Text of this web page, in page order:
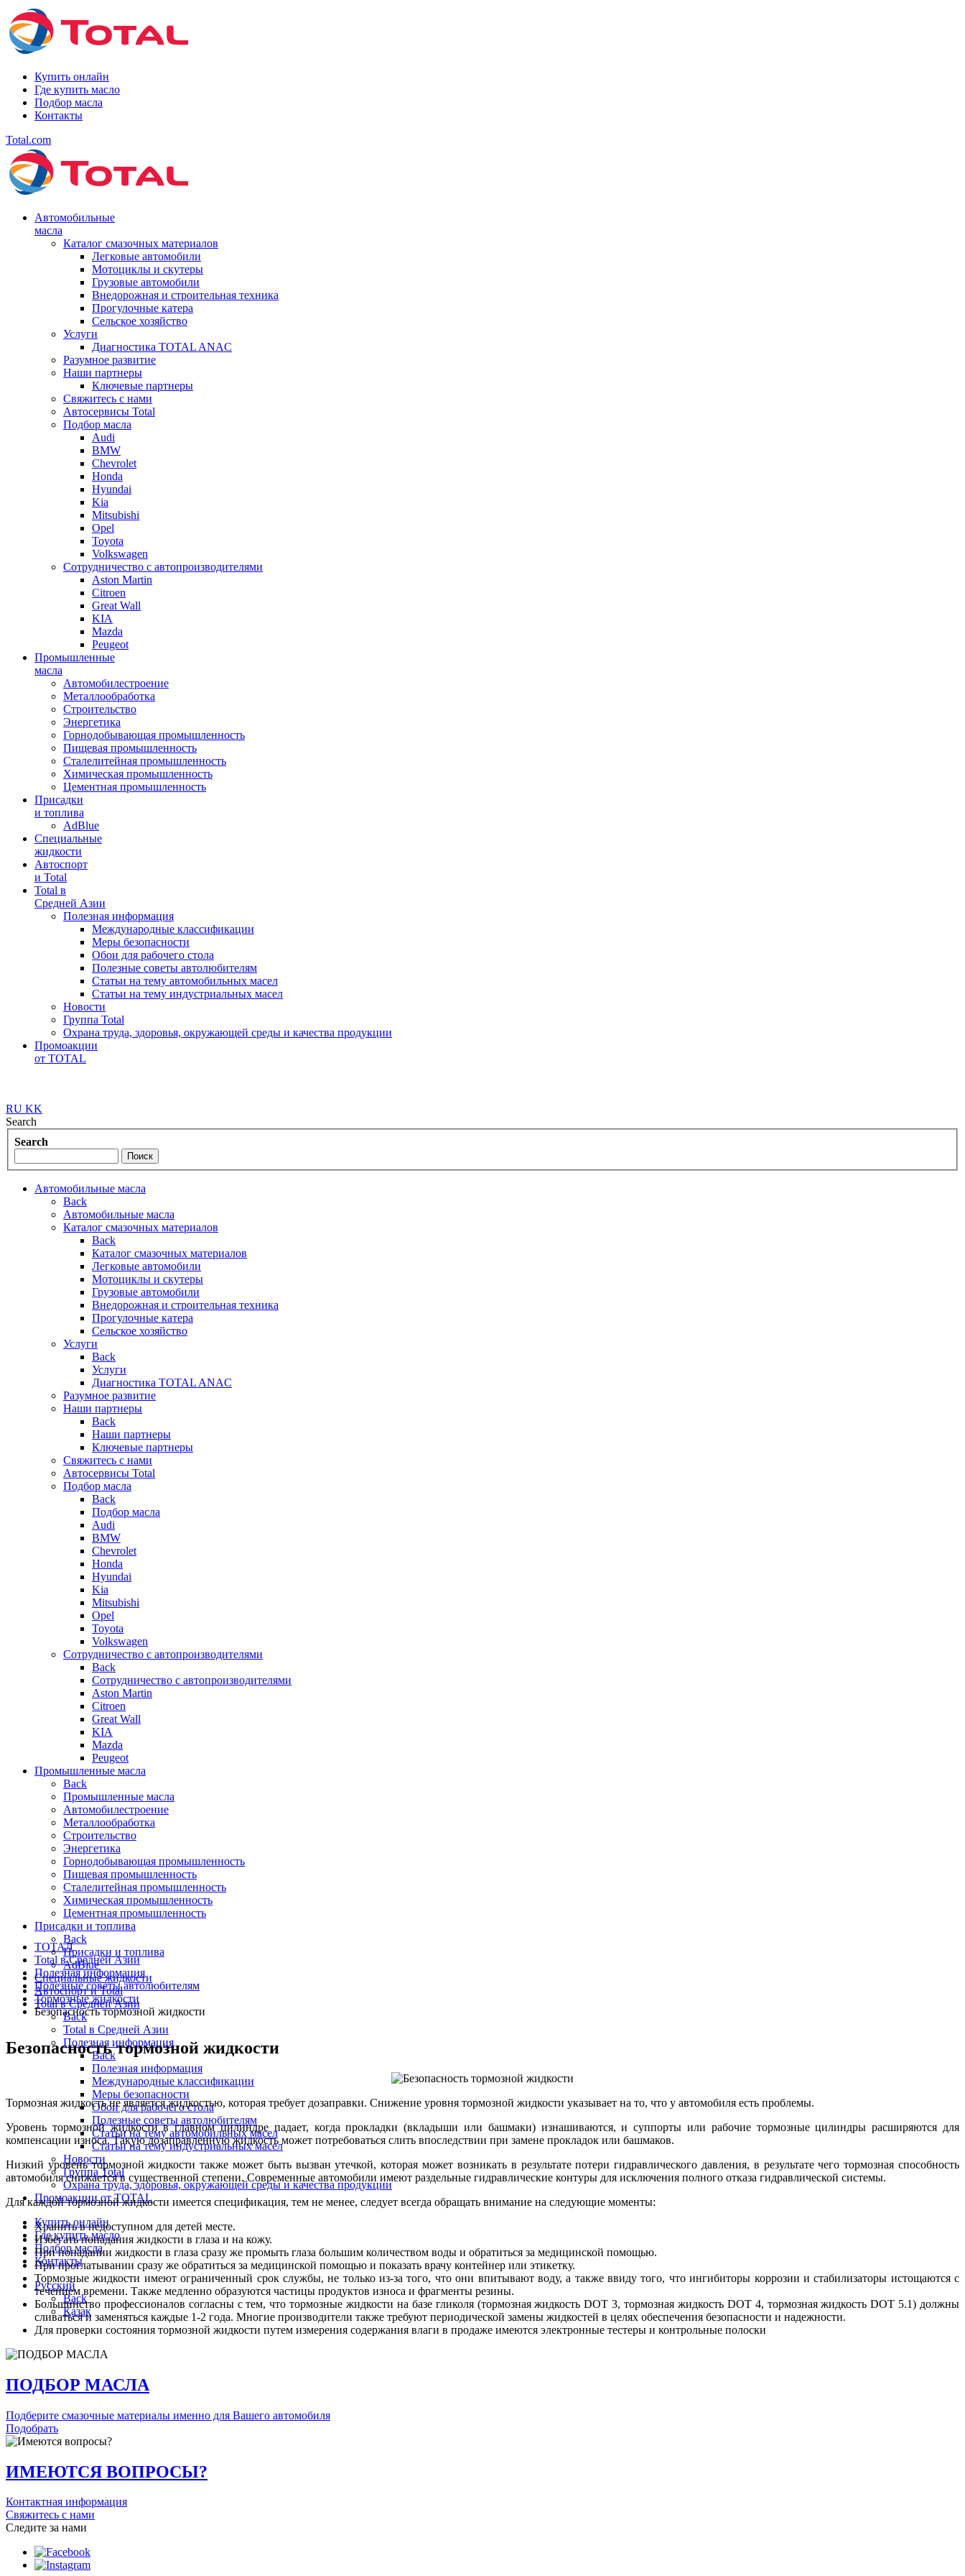
Купить онлайн
Где купить масло
Подбор масла
Контакты
Total.com
Автомобильные
масла
Каталог смазочных материалов
Легковые автомобили
Мотоциклы и скутеры
Грузовые автомобили
Внедорожная и строительная техника
Прогулочные катера
Сельское хозяйство
Услуги
Диагностика TOTAL ANAC
Разумное развитие
Наши партнеры
Ключевые партнеры
Свяжитесь с нами
Автосервисы Total
Подбор масла
Audi
BMW
Chevrolet
Honda
Hyundai
Kia
Mitsubishi
Opel
Toyota
Volkswagen
Сотрудничество с автопроизводителями
Aston Martin
Citroen
Great Wall
KIA
Mazda
Peugeot
Промышленные
масла
Автомобилестроение
Металлообработка
Строительство
Энергетика
Горнодобывающая промышленность
Пищевая промышленность
Сталелитейная промышленность
Химическая промышленность
Цементная промышленность
Присадки
и топлива
AdBlue
Специальные
жидкости
Автоспорт
и Total
Total в
Средней Азии
Полезная информация
Международные классификации
Меры безопасности
Обои для рабочего стола
Полезные советы автолюбителям
Статьи на тему автомобильных масел
Статьи на тему индустриальных масел
Новости
Группа Total
Охрана труда, здоровья, окружающей среды и качества продукции
Промоакции
от TOTAL
RU KK
Search
Search
Автомобильные масла
Back
Автомобильные масла
Каталог смазочных материалов
Back
Каталог смазочных материалов
Легковые автомобили
Мотоциклы и скутеры
Грузовые автомобили
Внедорожная и строительная техника
Прогулочные катера
Сельское хозяйство
Услуги
Back
Услуги
Диагностика TOTAL ANAC
Разумное развитие
Наши партнеры
Back
Наши партнеры
Ключевые партнеры
Свяжитесь с нами
Автосервисы Total
Подбор масла
Back
Подбор масла
Audi
BMW
Chevrolet
Honda
Hyundai
Kia
Mitsubishi
Opel
Toyota
Volkswagen
Сотрудничество с автопроизводителями
Back
Сотрудничество с автопроизводителями
Aston Martin
Citroen
Great Wall
KIA
Mazda
Peugeot
Промышленные масла
Back
Промышленные масла
Автомобилестроение
Металлообработка
Строительство
Энергетика
Горнодобывающая промышленность
Пищевая промышленность
Сталелитейная промышленность
Химическая промышленность
Цементная промышленность
Присадки и топлива
Back
Присадки и топлива
AdBlue
Специальные жидкости
Автоспорт и Total
Total в Средней Азии
Back
Total в Средней Азии
Полезная информация
Back
Полезная информация
Международные классификации
Меры безопасности
Обои для рабочего стола
Полезные советы автолюбителям
Статьи на тему автомобильных масел
Статьи на тему индустриальных масел
Новости
Группа Total
Охрана труда, здоровья, окружающей среды и качества продукции
Промоакции от TOTAL
Купить онлайн
Где купить масло
Подбор масла
Контакты
Русский
Back
Қазақ
ТОТАЛ
Total в Средней Азии
Полезная информация
Полезные советы автолюбителям
Тормозные жидкости
Безопасность тормозной жидкости
Безопасность тормозной жидкости
Тормозная жидкость не является жидкостью, которая требует дозаправки. Снижение уровня тормозной жидкости указывает на то, что у автомобиля есть проблемы.
Уровень тормозной жидкости в главном цилиндре падает, когда прокладки (вкладыши или башмаки) изнашиваются, и суппорты или рабочие тормозные цилиндры расширяются для
компенсации износа. Такую дозаправленную жидкость может потребоваться слить впоследствии при замене прокладок или башмаков.
Низкий уровень тормозной жидкости также может быть вызван утечкой, которая может возникать в результате потери гидравлического давления, в результате чего тормозная способность
автомобиля снижается в существенной степени. Современные автомобили имеют раздельные гидравлические контуры для исключения полного отказа гидравлической системы.
Для каждой тормозной жидкости имеется спецификация, тем не менее, следует всегда обращать внимание на следующие моменты:
Хранить в недоступном для детей месте.
Избегать попадания жидкости в глаза и на кожу.
При попадании жидкости в глаза сразу же промыть глаза большим количеством воды и обратиться за медицинской помощью.
При проглатывании сразу же обратиться за медицинской помощью и показать врачу контейнер или этикетку.
Тормозные жидкости имеют ограниченный срок службы, не только из-за того, что они впитывают воду, а также ввиду того, что ингибиторы коррозии и стабилизаторы истощаются с
течением времени. Также медленно образуются частицы продуктов износа и фрагменты резины.
Большинство профессионалов согласны с тем, что тормозные жидкости на базе гликоля (тормозная жидкость DOT 3, тормозная жидкость DOT 4, тормозная жидкость DOT 5.1) должны
сливаться и заменяться каждые 1-2 года. Многие производители также требуют периодической замены жидкостей в целях обеспечения безопасности и надежности.
Для проверки состояния тормозной жидкости путем измерения содержания влаги в продаже имеются электронные тестеры и контрольные полоски
ПОДБОР МАСЛА
Подберите смазочные материалы именно для Вашего автомобиля
Подобрать
ИМЕЮТСЯ ВОПРОСЫ?
Контактная информация
Свяжитесь с нами
Следите за нами